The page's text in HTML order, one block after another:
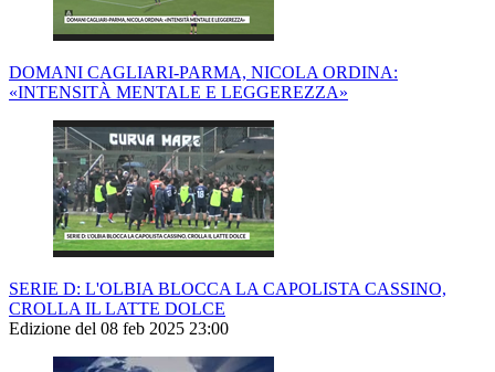
DOMANI CAGLIARI-PARMA, NICOLA ORDINA:
«INTENSITÀ MENTALE E LEGGEREZZA»
SERIE D: L'OLBIA BLOCCA LA CAPOLISTA CASSINO,
CROLLA IL LATTE DOLCE
Edizione del 08 feb 2025 23:00